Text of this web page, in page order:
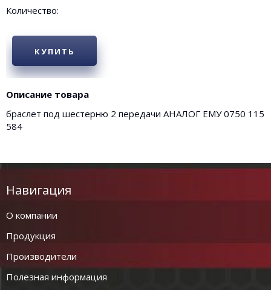
Количество:
КУПИТЬ
Описание товара
браслет под шестерню 2 передачи АНАЛОГ ЕМУ 0750 115
584
Навигация
О компании
Продукция
Производители
Полезная информация